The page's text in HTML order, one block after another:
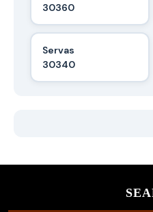
30360
Servas
30340